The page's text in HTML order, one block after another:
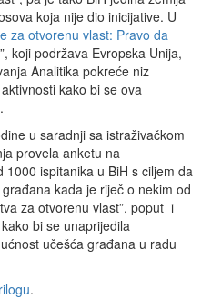
koja nije dio inicijative. U
za otvorenu vlast: Pravo da
”, koji podržava Evropska Unija,
Analitika pokreće niz
kako bi se ova
u saradnji sa istraživačkom
provela anketu na
ispitanika u BiH s ciljem da
kada je riječ o nekim od
za otvorenu vlast”, poput i
bi se unaprijedila
učešća građana u radu
.